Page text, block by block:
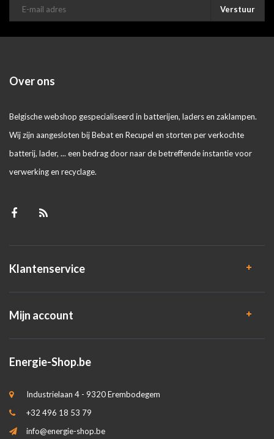
Verstuur
Over ons
Belgische webshop gespecialiseerd in batterijen, laders en zaklampen.
Wij zijn aangesloten bij Bebat en Recupel en storten per verkochte
batterij, lader, ... een bedrag door naar de betreffende instantie voor
verwerking en recyclage.
Klantenservice
Mijn account
Energie-Shop.be
Industrielaan 4 - 9320 Erembodegem
+32 496 18 53 79
info@energie-shop.be